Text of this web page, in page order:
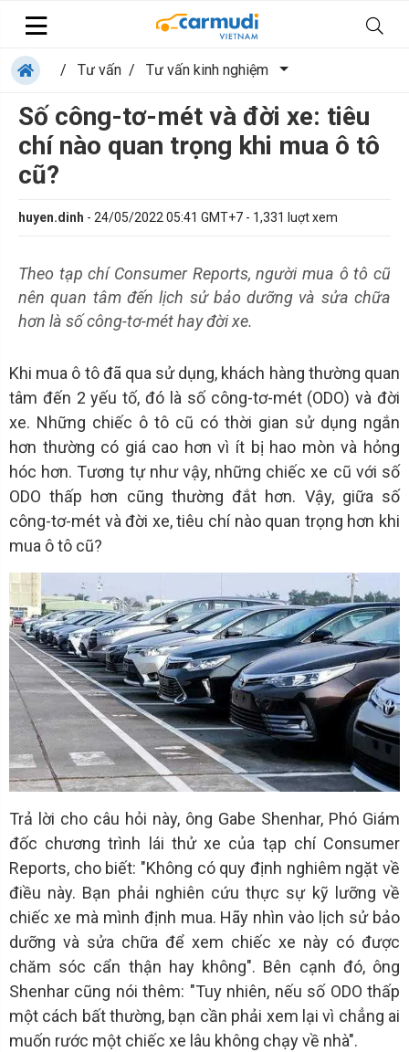
/ Tư vấn / Tư vấn kinh nghiệm
Số công-tơ-mét và đời xe: tiêu
chí nào quan trọng khi mua ô tô
cũ?
huyen.dinh - 24/05/2022 05:41 GMT+7 - 1,331 luợt xem
Theo tạp chí Consumer Reports, người mua ô tô cũ
nên quan tâm đến lịch sử bảo dưỡng và sửa chữa
hơn là số công-tơ-mét hay đời xe.
Khi mua ô tô đã qua sử dụng, khách hàng thường quan
tâm đến 2 yếu tố, đó là số công-tơ-mét (ODO) và đời
xe. Những chiếc ô tô cũ có thời gian sử dụng ngắn
hơn thường có giá cao hơn vì ít bị hao mòn và hỏng
hóc hơn. Tương tự như vậy, những chiếc xe cũ với số
ODO thấp hơn cũng thường đắt hơn. Vậy, giữa số
công-tơ-mét và đời xe, tiêu chí nào quan trọng hơn khi
mua ô tô cũ?
Trả lời cho câu hỏi này, ông Gabe Shenhar, Phó Giám
đốc chương trình lái thử xe của tạp chí Consumer
Reports, cho biết: "Không có quy định nghiêm ngặt về
điều này. Bạn phải nghiên cứu thực sự kỹ lưỡng về
chiếc xe mà mình định mua. Hãy nhìn vào lịch sử bảo
dưỡng và sửa chữa để xem chiếc xe này có được
chăm sóc cẩn thận hay không". Bên cạnh đó, ông
Shenhar cũng nói thêm: "Tuy nhiên, nếu số ODO thấp
một cách bất thường, bạn cần phải xem lại vì chẳng ai
muốn rước một chiếc xe lâu không chạy về nhà".